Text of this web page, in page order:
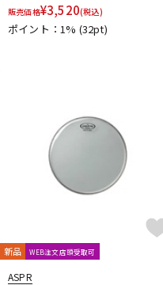
販売価格¥3,520(税込)
ポイント：1% (32pt)
新品 WEB注文店頭受取可
ASPR